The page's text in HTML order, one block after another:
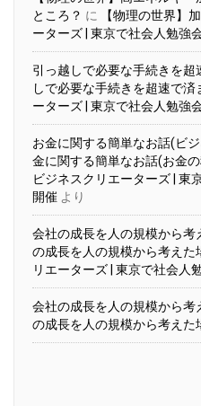
ところ？ に
【物理の世界】
ーターズ | 東京で社会人勉強
引っ越しで必要な手続きを超
しで必要な手続きを超速で
ーターズ | 東京で社会人勉強
お金に関する簡単なお話(ビ
金に関する簡単なお話(お金
ビジネスクリエーターズ | 東
開催 より
会社の成長を人の規模から
の成長を人の規模から考え
リエーターズ | 東京で社会人
会社の成長を人の規模から
の成長を人の規模から考えた